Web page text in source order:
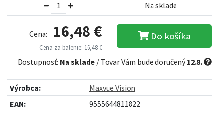
Na sklade
Cena: 16,48 €
Cena za balenie: 16,48 €
Do košíka
Dostupnosť: Na sklade / Tovar Vám bude doručený12.8.
Výrobca:
Maxvue Vision
EAN:
9555644811822